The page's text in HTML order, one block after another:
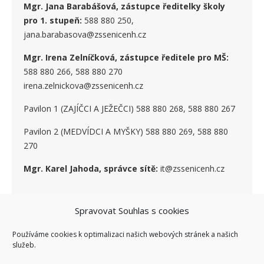
Spravovat Souhlas s cookies
Používáme cookies k optimalizaci našich webových stránek a našich
služeb.
Mgr. Jana Barabášová, zástupce ředitelky školy
pro 1. stupeň: 588 880 250,
jana.barabasova@zssenicenh.cz
Mgr. Irena Zelníčková, zástupce ředitele pro MŠ:
588 880 266, 588 880 270
irena.zelnickova@zssenicenh.cz
Pavilon 1 (ZAJÍČCI A JEŽEČCI) 588 880 268, 588 880 267
Pavilon 2 (MEDVÍDCI A MYŠKY) 588 880 269, 588 880
270
Mgr. Karel Jahoda, správce sítě: it@zssenicenh.cz
SOCIÁLNÍ SÍTĚ